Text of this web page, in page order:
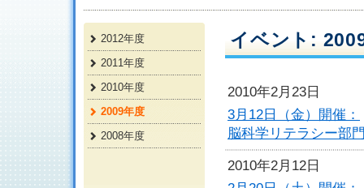
イベント:
2010年2月23日
3月12日（金）開催：
脳科学リテラシー部
2010年2月12日
2012年度
2011年度
2010年度
2009年度
2008年度